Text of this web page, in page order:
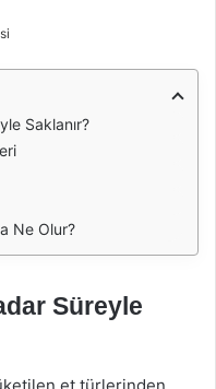
Saklanır?
Ne Olur?
Süreyle
et türlerinden